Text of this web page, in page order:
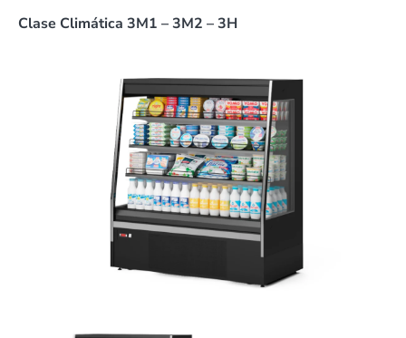
Clase Climática 3M1 – 3M2 – 3H